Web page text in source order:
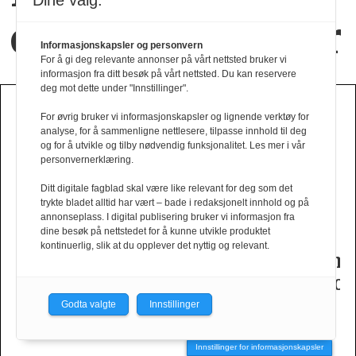
og nye positurer
HØST VINTER 2026
Brgn i
design­
Tinashe
Ufiltrert
selvtillit
Irvoll
Tiger
of
herrekolleksjon
Slik
of
Innstillinger for informasjonskapsler
Informasjonskapsler og personvern
For å gi deg relevante annonser på vårt nettsted bruker vi
informasjon fra ditt besøk på vårt nettsted. Du kan reservere
deg mot dette under "Innstillinger".
For øvrig bruker vi informasjonskapsler og lignende verktøy for
analyse, for å sammenligne nettlesere, tilpasse innhold til deg
og for å utvikle og tilby nødvendig funksjonalitet. Les mer i vår
personvernerklæring.
Ditt digitale fagblad skal være like relevant for deg som det
trykte bladet alltid har vært – bade i redaksjonelt innhold og på
annonseplass. I digital publisering bruker vi informasjon fra
dine besøk på nettstedet for å kunne utvikle produktet
kontinuerlig, slik at du opplever det nyttig og relevant.
Godta valgte Innstillinger